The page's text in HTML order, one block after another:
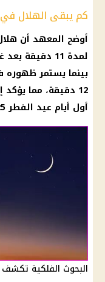
كم يبقى الهلال
أوضح المعهد أن
لمدة 11 دقيقة بعد غروب الشمس يوم السبت 29
بينما يستمر ظهوره
12 دقيقة، مما يؤكد إمكانية رؤيته الشرعية وإعلان الأحد
أول أيام عيد الفطر 2025
البحوث الفلكية تكشف